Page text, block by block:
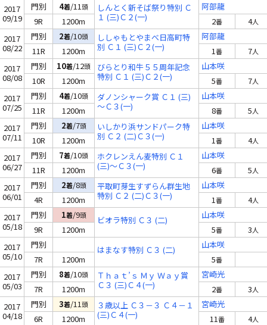
2017
09/19
門別 4着/11頭
しんとく新そば祭り特別 Ｃ
１ (三)Ｃ２(一)
阿部龍
9R
1200m 2番 4人
2017
08/22
門別 2着/10頭
ししゃもとやまべ日高町特
別 Ｃ１ (三)Ｃ２(一)
阿部龍
11R
1200m 1番 7人
2017
08/08
門別 10着/12頭
びらとり和牛５５周年記念
特別 Ｃ１ (三)Ｃ２(一)
山本咲
10R
1200m 5番 7人
2017
07/25
門別 4着/10頭
ダノンシャーク賞 Ｃ１ (三)
～Ｃ３(一)
山本咲
11R
1200m 8番 5人
2017
07/11
門別 2着/7頭
いしかり浜サンドパーク特
別 Ｃ２ (二)Ｃ３(一)
山本咲
10R
1200m 1番 4人
2017
06/27
門別 7着/10頭
ホクレンえん麦特別 Ｃ１
(三)～Ｃ３(一)
山本咲
11R
1200m 6番 5人
2017
06/01
門別 2着/8頭
平取町芽生すずらん群生地
特別 Ｃ２ (二)Ｃ３(一)
山本咲
4R
1200m 1番 4人
2017
05/18
門別 1着/9頭 ビオラ特別 Ｃ３ (二)
山本咲
9R
1200m 5番 3人
2017
05/10
門別 はまなす特別 Ｃ３ (二)
山本咲
7R
1200m 5番
2017
05/03
門別 8着/10頭
Ｔｈａｔ’ｓ Ｍｙ Ｗａｙ賞
Ｃ３ (三)Ｃ４(一)
宮崎光
7R
1200m 2番 3人
2017
04/18
門別 3着/11頭
３歳以上 Ｃ３－３ Ｃ４－１
(三)Ｃ４(一)
宮崎光
6R
1200m 11番 4人